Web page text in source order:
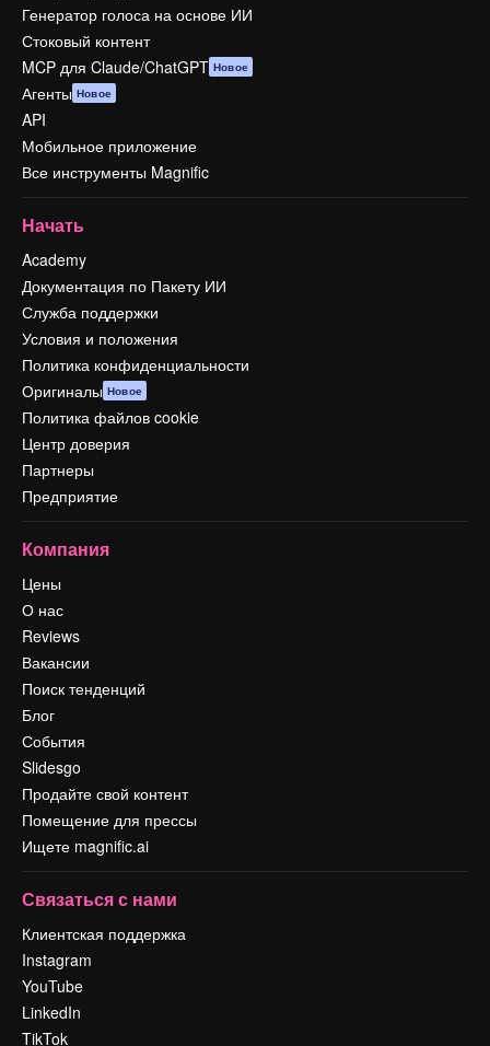
Генератор голоса на основе ИИ
Стоковый контент
MCP для Claude/ChatGPT Новое
Агенты Новое
API
Мобильное приложение
Все инструменты Magnific
Начать
Academy
Документация по Пакету ИИ
Служба поддержки
Условия и положения
Политика конфиденциальности
Оригиналы Новое
Политика файлов cookie
Центр доверия
Партнеры
Предприятие
Компания
Цены
О нас
Reviews
Вакансии
Поиск тенденций
Блог
События
Slidesgo
Продайте свой контент
Помещение для прессы
Ищете magnific.ai
Связаться с нами
Клиентская поддержка
Instagram
YouTube
LinkedIn
TikTok